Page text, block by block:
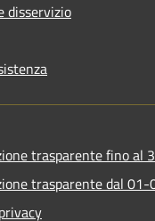
disservizio
trasparente fino al
trasparente dal